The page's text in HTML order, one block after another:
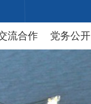
流合作 党务公开